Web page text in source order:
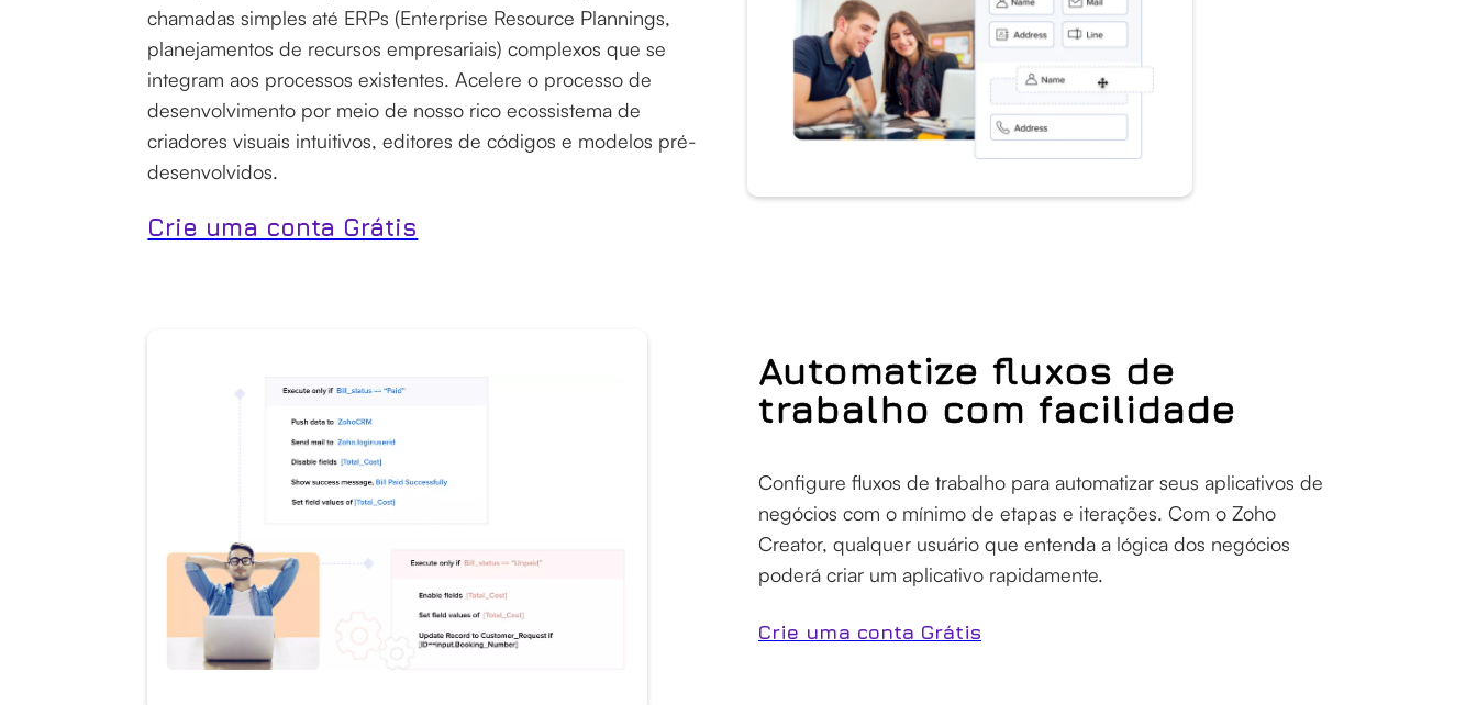
chamadas simples até ERPs (Enterprise Resource Plannings,
planejamentos de recursos empresariais) complexos que se
integram aos processos existentes. Acelere o processo de
desenvolvimento por meio de nosso rico ecossistema de
criadores visuais intuitivos, editores de códigos e modelos pré-
desenvolvidos.
Crie uma conta Grátis
Automatize fluxos de
trabalho com facilidade
Configure fluxos de trabalho para automatizar seus aplicativos de
negócios com o mínimo de etapas e iterações. Com o Zoho
Creator, qualquer usuário que entenda a lógica dos negócios
poderá criar um aplicativo rapidamente.
Crie uma conta Grátis